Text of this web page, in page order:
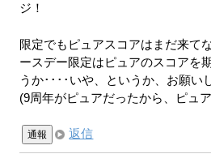
ジ！
限定でもピュアスコアはまだ来て
ースデー限定はピュアのスコアを
うか････いや、というか、お願い
(9周年がピュアだったから、ピュ
通報 返信